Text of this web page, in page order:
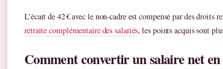
L’écart de 42 € avec le non‑cadre est compensé par des droits
retraite complémentaire des salariés, les points acquis sont
Comment convertir un salaire net